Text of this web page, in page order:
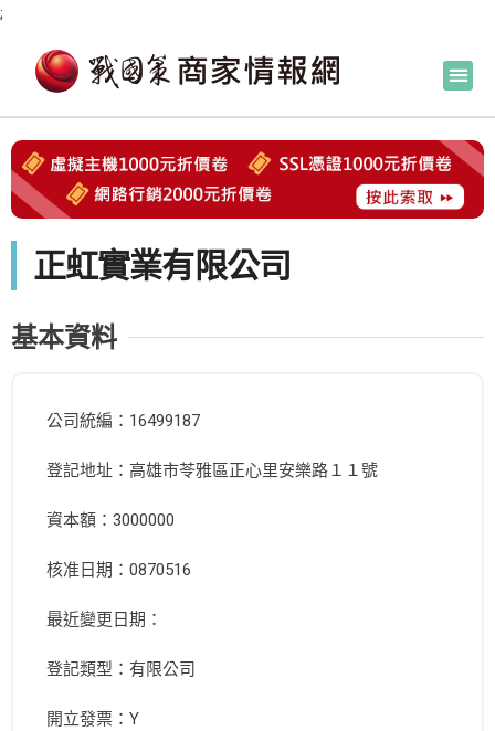
;
正虹實業有限公司
基本資料
公司統編：16499187
登記地址：高雄市苓雅區正心里安樂路１１號
資本額：3000000
核准日期：0870516
最近變更日期：
登記類型：有限公司
開立發票：Y